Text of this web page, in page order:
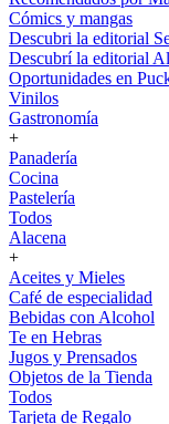
Cómics y mangas
Descubri la editorial
Descubrí la editorial
Oportunidades en
Vinilos
Gastronomía
+
Panadería
Cocina
Pastelería
Todos
Alacena
+
Aceites y Mieles
Café de especialidad
Bebidas con Alcohol
Te en Hebras
Jugos y Prensados
Objetos de la Tienda
Todos
Tarjeta de Regalo